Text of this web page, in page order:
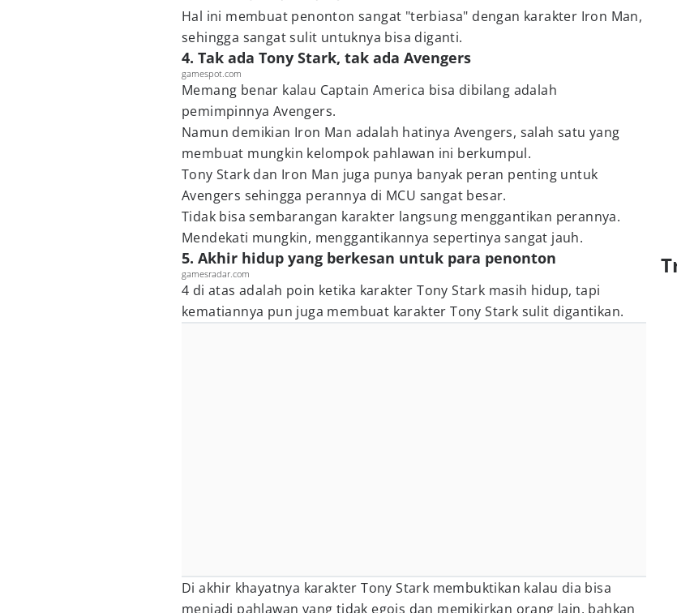
Hal ini membuat penonton sangat "terbiasa" dengan karakter Iron Man,
sehingga sangat sulit untuknya bisa diganti.
4. Tak ada Tony Stark, tak ada Avengers
gamespot.com
Memang benar kalau Captain America bisa dibilang adalah
pemimpinnya Avengers.
Namun demikian Iron Man adalah hatinya Avengers, salah satu yang
membuat mungkin kelompok pahlawan ini berkumpul.
Tony Stark dan Iron Man juga punya banyak peran penting untuk
Avengers sehingga perannya di MCU sangat besar.
Tidak bisa sembarangan karakter langsung menggantikan perannya.
Mendekati mungkin, menggantikannya sepertinya sangat jauh.
5. Akhir hidup yang berkesan untuk para penonton
gamesradar.com
4 di atas adalah poin ketika karakter Tony Stark masih hidup, tapi
kematiannya pun juga membuat karakter Tony Stark sulit digantikan.
Di akhir khayatnya karakter Tony Stark membuktikan kalau dia bisa
menjadi pahlawan yang tidak egois dan memikirkan orang lain, bahkan